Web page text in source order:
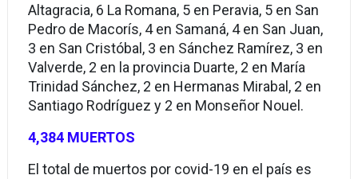
Altagracia, 6 La Romana, 5 en Peravia, 5 en San
Pedro de Macorís, 4 en Samaná, 4 en San Juan,
3 en San Cristóbal, 3 en Sánchez Ramírez, 3 en
Valverde, 2 en la provincia Duarte, 2 en María
Trinidad Sánchez, 2 en Hermanas Mirabal, 2 en
Santiago Rodríguez y 2 en Monseñor Nouel.
4,384 MUERTOS
El total de muertos por covid-19 en el país es